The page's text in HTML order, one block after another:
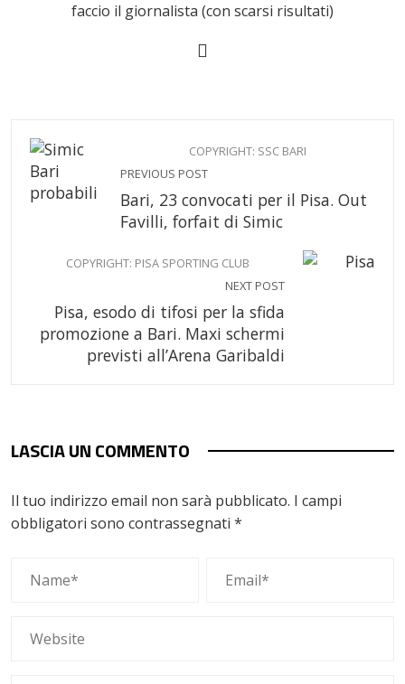
faccio il giornalista (con scarsi risultati)
COPYRIGHT: SSC BARI
PREVIOUS POST
Bari, 23 convocati per il Pisa. Out
Favilli, forfait di Simic
COPYRIGHT: PISA SPORTING CLUB
NEXT POST
Pisa, esodo di tifosi per la sfida
promozione a Bari. Maxi schermi
previsti all’Arena Garibaldi
LASCIA UN COMMENTO
Il tuo indirizzo email non sarà pubblicato. I campi
obbligatori sono contrassegnati *